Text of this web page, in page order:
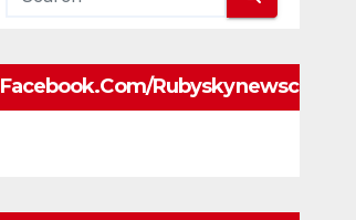
Facebook.com/rubyskynewscom